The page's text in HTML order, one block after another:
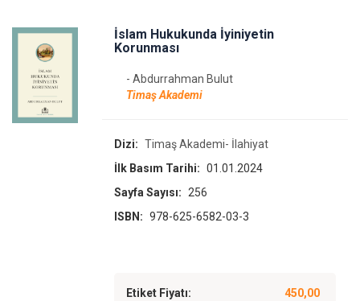
İslam Hukukunda İyiniyetin
Korunması
- Abdurrahman Bulut
Timaş Akademi
Dizi: Timaş Akademi- İlahiyat
İlk Basım Tarihi: 01.01.2024
Sayfa Sayısı:
256
ISBN: 978-625-6582-03-3
Etiket Fiyatı: 450,00